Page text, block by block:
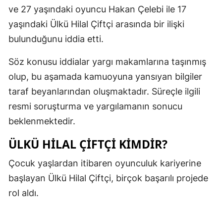
ve 27 yaşındaki oyuncu Hakan Çelebi ile 17
yaşındaki Ülkü Hilal Çiftçi arasında bir ilişki
bulunduğunu iddia etti.
Söz konusu iddialar yargı makamlarına taşınmış
olup, bu aşamada kamuoyuna yansıyan bilgiler
taraf beyanlarından oluşmaktadır. Süreçle ilgili
resmi soruşturma ve yargılamanın sonucu
beklenmektedir.
ÜLKÜ HILAL ÇIFTÇI KIMDIR?
Çocuk yaşlardan itibaren oyunculuk kariyerine
başlayan Ülkü Hilal Çiftçi, birçok başarılı projede
rol aldı.